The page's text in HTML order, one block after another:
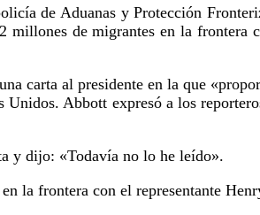
de Aduanas y Protección
millones de migrantes en la frontera
carta al presidente en la que
Abbott expresó a los
y dijo: «Todavía no lo he leído».
la frontera con el representante